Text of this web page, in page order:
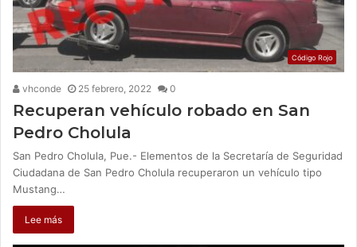
Código Rojo
vhconde 25 febrero, 2022 0
Recuperan vehículo robado en San
Pedro Cholula
San Pedro Cholula, Pue.- Elementos de la Secretaría de Seguridad
Ciudadana de San Pedro Cholula recuperaron un vehículo tipo
Mustang…
Lee más